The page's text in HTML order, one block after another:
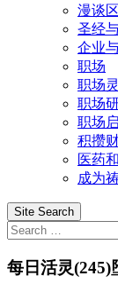
漫谈
圣经
企业
职场
职场
职场
职场
积攒
医药
成为
Site Search
Search
for:
每日活灵(245)